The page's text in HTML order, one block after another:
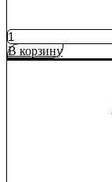
Количество
товара
Яблоня
В корзину